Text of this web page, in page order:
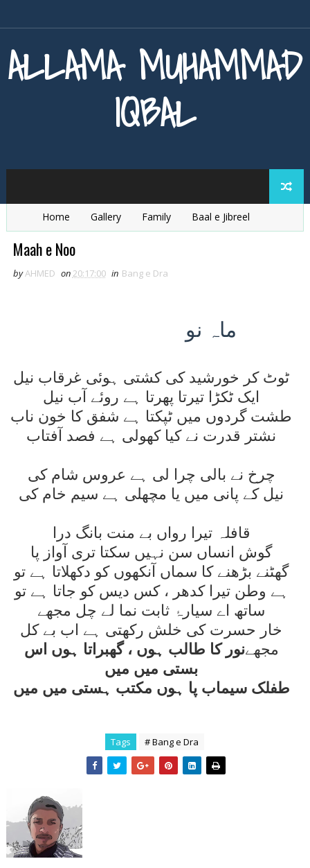
ALLAMA MUHAMMAD
IQBAL
Home Gallery Family
Baal e Jibreel
Zarb e Kaleem
Maah e Noo
byAHMED on20:17:00 in Bang e Dra
ماہ نو
ٹوٹ کر خورشيد کی کشتی ہوئی غرقاب نيل
ايک ٹکڑا تيرتا پھرتا ہے روئے آب نيل
طشت گردوں ميں ٹپکتا ہے شفق کا خون ناب
نشتر قدرت نے کيا کھولی ہے فصد آفتاب
چرخ نے بالی چرا لی ہے عروس شام کی
نيل کے پانی ميں يا مچھلی ہے سيم خام کی
قافلہ تيرا رواں بے منت بانگ درا
گوش انساں سن نہيں سکتا تری آواز پا
گھٹنے بڑھنے کا سماں آنکھوں کو دکھلاتا ہے تو
ہے وطن تيرا کدھر ، کس ديس کو جاتا ہے تو
ساتھ اے سيارۂ ثابت نما لے چل مجھے
خار حسرت کی خلش رکھتی ہے اب بے کل
مجھےنور کا طالب ہوں ، گھبراتا ہوں اس
بستی ميں ميں
طفلک سيماب پا ہوں مکتب ہستی ميں ميں
Tags # Bang e Dra